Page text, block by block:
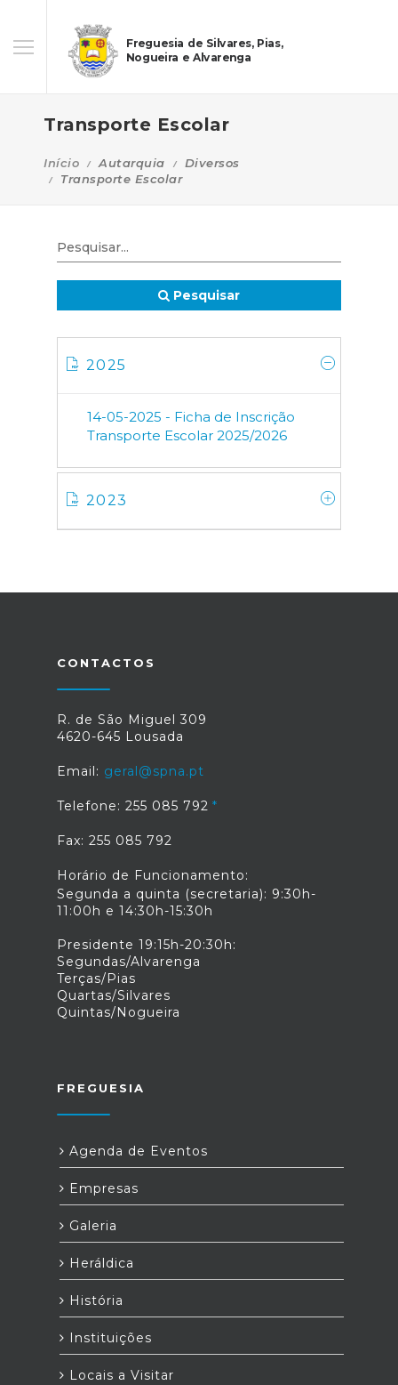
Freguesia de Silvares, Pias,
Nogueira e Alvarenga
Transporte Escolar
Início Autarquia
Diversos
Transporte Escolar
Pesquisar
2025
14-05-2025 - Ficha de Inscrição
Transporte Escolar 2025/2026
2023
CONTACTOS
R. de São Miguel 309
4620-645 Lousada
Email: geral@spna.pt
Telefone: 255 085 792
Fax: 255 085 792
Horário de Funcionamento:
Segunda a quinta (secretaria): 9:30h-
11:00h e 14:30h-15:30h
Presidente 19:15h-20:30h:
Segundas/Alvarenga
Terças/Pias
Quartas/Silvares
Quintas/Nogueira
FREGUESIA
Agenda de Eventos
Empresas
Galeria
Heráldica
História
Instituições
Locais a Visitar